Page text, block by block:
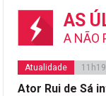
AS
A NÃO
Atualidade 11h19
Ator Rui de Sá